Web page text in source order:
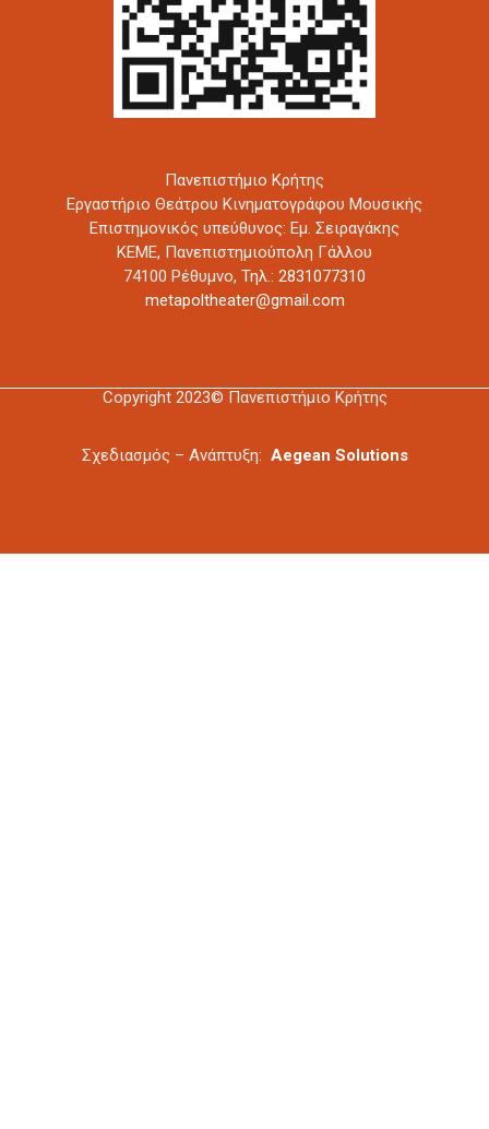
Πανεπιστήμιο Κρήτης
Εργαστήριο Θεάτρου Κινηματογράφου Μουσικής
Επιστημονικός υπεύθυνος: Εμ. Σειραγάκης
ΚΕΜΕ, Πανεπιστημιούπολη Γάλλου
74100 Ρέθυμνο, Τηλ.: 2831077310
metapoltheater@gmail.com
Copyright 2023© Πανεπιστήμιο Κρήτης
Σχεδιασμός – Ανάπτυξη: Aegean Solutions